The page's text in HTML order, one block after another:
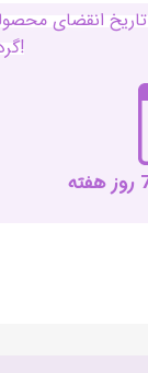
انقضای
گردد!